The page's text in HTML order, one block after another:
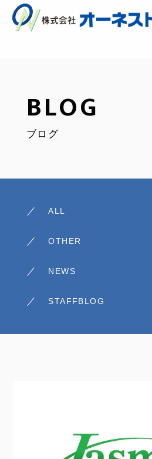
BLOG
ブログ
ALL
OTHER
NEWS
STAFFBLOG